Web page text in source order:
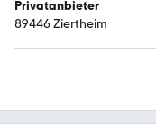
Privatanbieter
89446 Ziertheim